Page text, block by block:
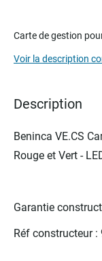
to
beginning
images
Carte de gestion
Voir la description
Description
Beninca VE.CS
Rouge et Vert -
Garantie
Réf constructeur :